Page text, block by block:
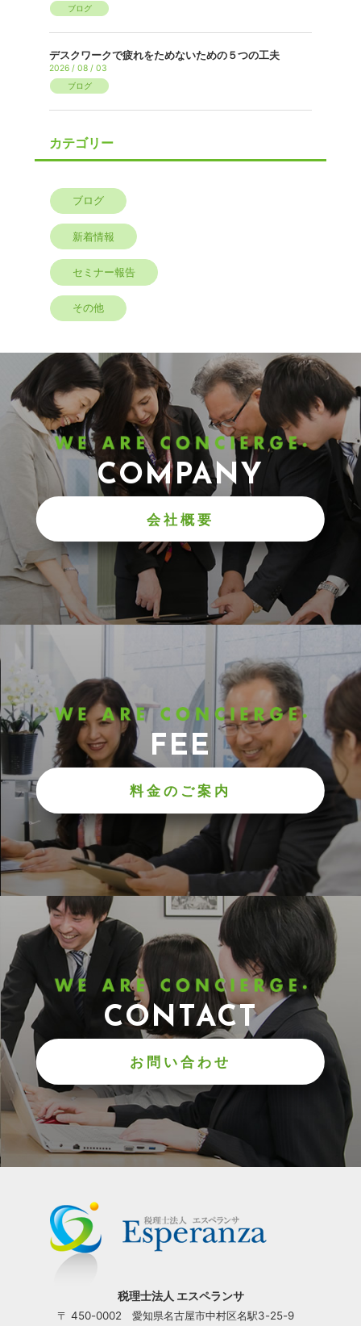
ブログ
デスクワークで疲れをためないための５つの工夫
2026 / 08 / 03
ブログ
カテゴリー
ブログ
新着情報
セミナー報告
その他
COMPANY
会社概要
FEE
料金のご案内
CONTACT
お問い合わせ
税理士法人 エスペランサ
〒 450-0002 愛知県名古屋市中村区名駅3-25-9